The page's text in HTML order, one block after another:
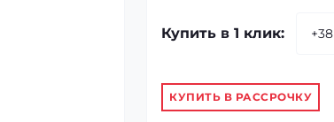
Купить в 1 клик:
КУПИТЬ В РАССРОЧКУ